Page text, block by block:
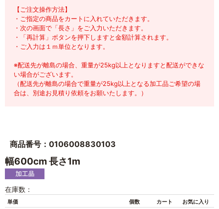
【ご注文操作方法】
・ご指定の商品をカートに入れていただきます。
・次の画面で「長さ」をご入力いただきます。
・「再計算」ボタンを押下しますと金額計算されます。
・ご入力は１ｍ単位となります。
※配送先が離島の場合、重量が25kg以上となりますと配送ができな
い場合がございます。
（配送先が離島の場合で重量が25kg以上となる加工品ご希望の場
合は、別途お見積り依頼をお願いたします。）
商品番号：0106008830103
幅600cm 長さ1m
在庫数：
単価 個数 カート お気に入り